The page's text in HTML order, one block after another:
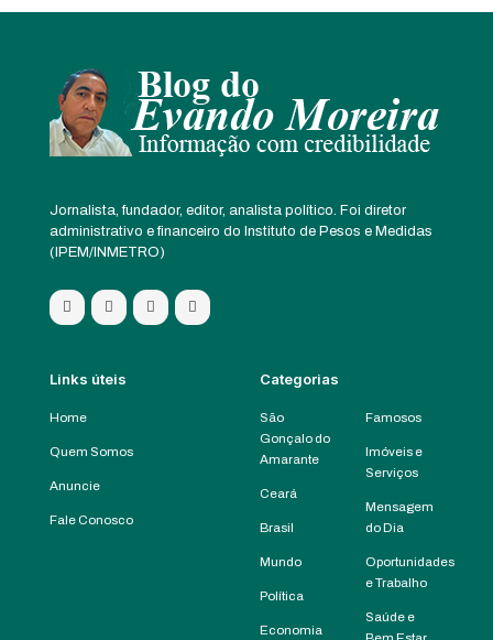
Jornalista, fundador, editor, analista político. Foi diretor
administrativo e financeiro do Instituto de Pesos e Medidas
(IPEM/INMETRO)
Links úteis
Home
Quem Somos
Anuncie
Fale Conosco
Categorias
São
Gonçalo do
Amarante
Ceará
Brasil
Mundo
Política
Economia
Famosos
Imóveis e
Serviços
Mensagem
do Dia
Oportunidades
e Trabalho
Saúde e